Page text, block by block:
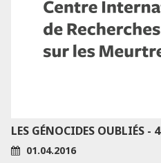
LES GÉNOCIDES OUBLIÉS - 4
01.04.2016